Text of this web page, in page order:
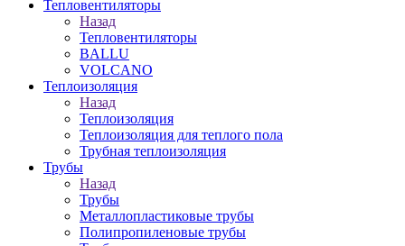
Тепловентиляторы
Назад
Тепловентиляторы
BALLU
VOLCANO
Теплоизоляция
Назад
Теплоизоляция
Теплоизоляция для теплого пола
Трубная теплоизоляция
Трубы
Назад
Трубы
Металлопластиковые трубы
Полипропиленовые трубы